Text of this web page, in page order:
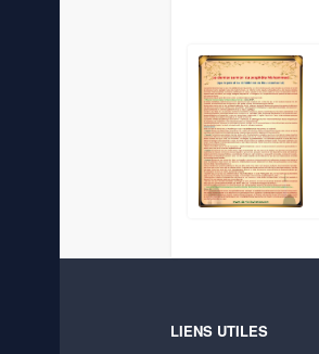
LIENS UTILES